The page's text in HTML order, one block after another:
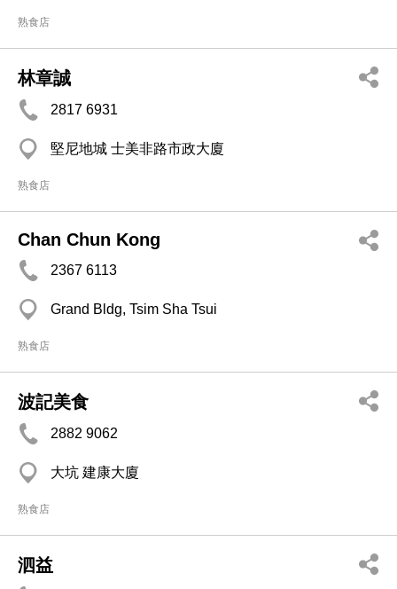
熟食店
林章誠
2817 6931
堅尼地城 士美非路市政大廈
熟食店
Chan Chun Kong
2367 6113
Grand Bldg, Tsim Sha Tsui
熟食店
波記美食
2882 9062
大坑 建康大廈
熟食店
泗益